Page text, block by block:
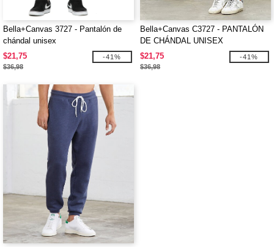
Bella+Canvas 3727 - Pantalón de
chándal unisex
$21,75
$36,98
-41%
Bella+Canvas C3727 - PANTALÓN
DE CHÁNDAL UNISEX
$21,75
$36,98
-41%